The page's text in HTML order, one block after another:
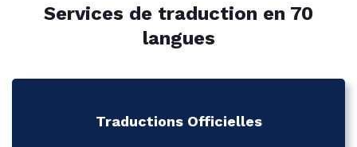
Services de traduction en 70
langues
Traductions Officielles